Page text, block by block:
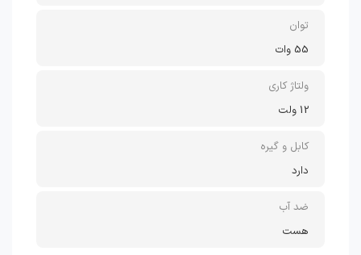
توان
55 وات
ولتاژ کاری
12 ولت
کابل و گیره
دارد
ضد آب
هست